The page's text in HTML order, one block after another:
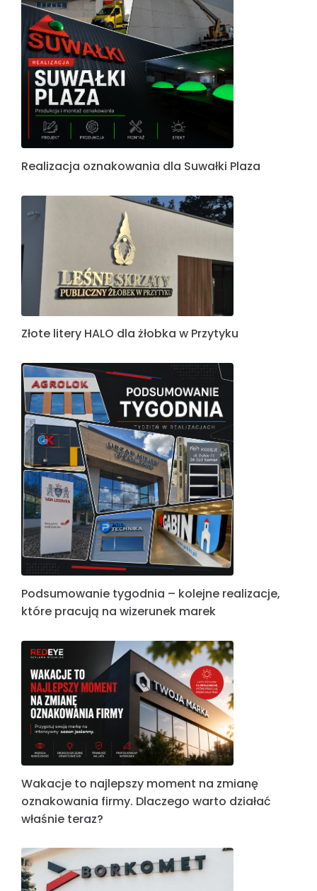
Realizacja oznakowania dla Suwałki Plaza
Złote litery HALO dla żłobka w Przytyku
Podsumowanie tygodnia – kolejne realizacje,
które pracują na wizerunek marek
Wakacje to najlepszy moment na zmianę
oznakowania firmy. Dlaczego warto działać
właśnie teraz?